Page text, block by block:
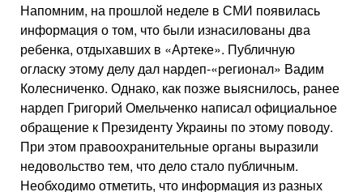
Напомним, на прошлой неделе в СМИ появилась
информация о том, что были изнасилованы два
ребенка, отдыхавших в «Артеке». Публичную
огласку этому делу дал нардеп-«регионал» Вадим
Колесниченко. Однако, как позже выяснилось, ранее
нардеп Григорий Омельченко написал официальное
обращение к Президенту Украины по этому поводу.
При этом правоохранительные органы выразили
недовольство тем, что дело стало публичным.
Необходимо отметить, что информация из разных